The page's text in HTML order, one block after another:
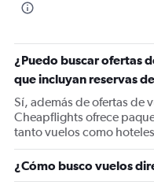
¿Puedo buscar ofertas
que incluyan reservas
Sí, además de ofertas de
Cheapflights ofrece
tanto vuelos como
¿Cómo busco vuelos